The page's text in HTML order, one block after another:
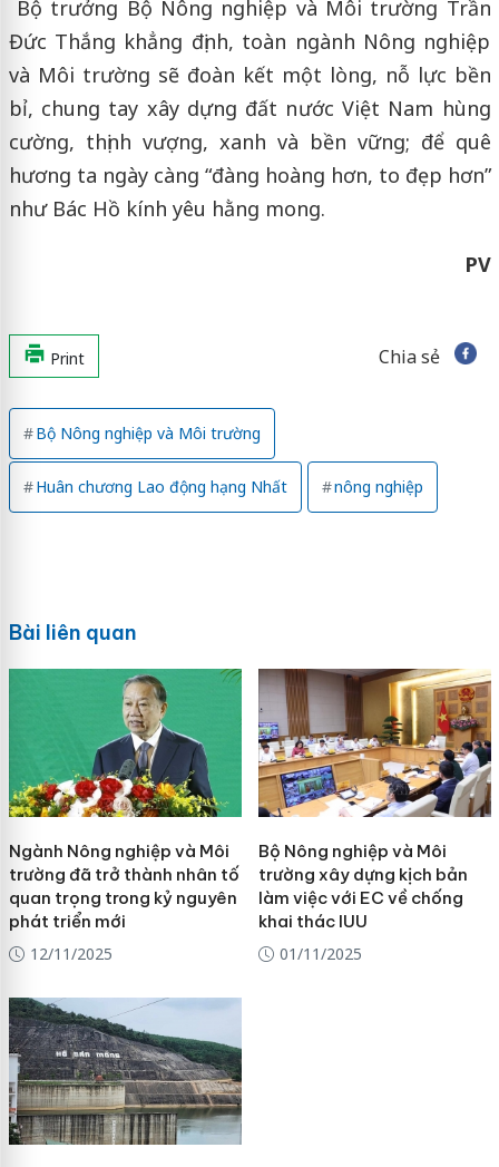
Bộ trưởng Bộ Nông nghiệp và Môi trường Trần
Đức Thắng khẳng định, toàn ngành Nông nghiệp
và Môi trường sẽ đoàn kết một lòng, nỗ lực bền
bỉ, chung tay xây dựng đất nước Việt Nam hùng
cường, thịnh vượng, xanh và bền vững; để quê
hương ta ngày càng “đàng hoàng hơn, to đẹp hơn”
như Bác Hồ kính yêu hằng mong.
PV
Print Chia sẻ
Bộ Nông nghiệp và Môi trường
Huân chương Lao động hạng Nhất nông nghiệp
Bài liên quan
Ngành Nông nghiệp và Môi
trường đã trở thành nhân tố
quan trọng trong kỷ nguyên
phát triển mới
12/11/2025
Bộ Nông nghiệp và Môi
trường xây dựng kịch bản
làm việc với EC về chống
khai thác IUU
01/11/2025